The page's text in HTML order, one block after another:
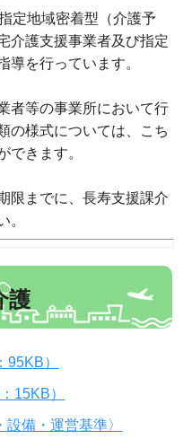
定地域密着型（介護予
介護支援事業者及び指定
導を行っています。
者等の事業所において行
の様式については、こち
できます。
限までに、長寿支援課介
。
護
）
15KB）
備・運営基準〉